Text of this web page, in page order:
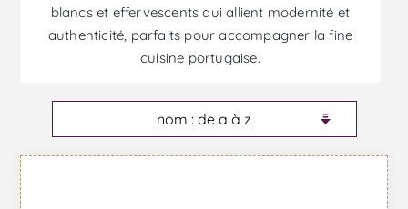
blancs et effervescents qui allient modernité et
authenticité, parfaits pour accompagner la fine
cuisine portugaise.